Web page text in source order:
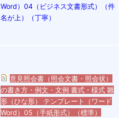
Word）04（ビジネス文書形式）（件
名が上）（丁寧）
意見照会書（照会文書・照会状）
の書き方・例文・文例 書式・様式 雛
形（ひな形） テンプレート（ワード
Word）05（手紙形式）（標準）